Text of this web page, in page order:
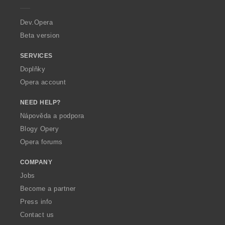
a
Dev.Opera
Beta version
SERVICES
Doplňky
Opera account
NEED HELP?
Nápověda a podpora
Blogy Opery
Opera forums
COMPANY
Jobs
Become a partner
Press info
Contact us